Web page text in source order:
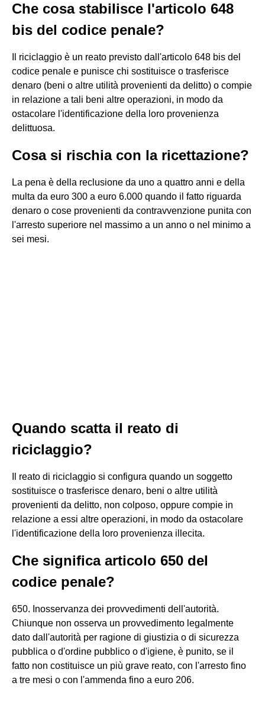
Che cosa stabilisce l'articolo 648
bis del codice penale?
Il riciclaggio è un reato previsto dall'articolo 648 bis del
codice penale e punisce chi sostituisce o trasferisce
denaro (beni o altre utilità provenienti da delitto) o compie
in relazione a tali beni altre operazioni, in modo da
ostacolare l'identificazione della loro provenienza
delittuosa.
Cosa si rischia con la ricettazione?
La pena è della reclusione da uno a quattro anni e della
multa da euro 300 a euro 6.000 quando il fatto riguarda
denaro o cose provenienti da contravvenzione punita con
l'arresto superiore nel massimo a un anno o nel minimo a
sei mesi.
Quando scatta il reato di
riciclaggio?
Il reato di riciclaggio si configura quando un soggetto
sostituisce o trasferisce denaro, beni o altre utilità
provenienti da delitto, non colposo, oppure compie in
relazione a essi altre operazioni, in modo da ostacolare
l'identificazione della loro provenienza illecita.
Che significa articolo 650 del
codice penale?
650. Inosservanza dei provvedimenti dell'autorità.
Chiunque non osserva un provvedimento legalmente
dato dall'autorità per ragione di giustizia o di sicurezza
pubblica o d'ordine pubblico o d'igiene, è punito, se il
fatto non costituisce un più grave reato, con l'arresto fino
a tre mesi o con l'ammenda fino a euro 206.